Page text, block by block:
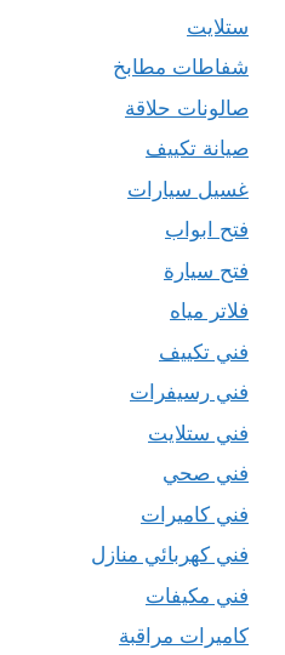
ستلايت
شفاطات مطابخ
صالونات حلاقة
صيانة تكييف
غسيل سيارات
فتح ابواب
فتح سيارة
فلاتر مياه
فني تكييف
فني رسيفرات
فني ستلايت
فني صحي
فني كاميرات
فني كهربائي منازل
فني مكيفات
كاميرات مراقبة